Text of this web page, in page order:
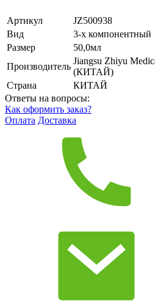
Артикул
JZ500938
Вид
3-х компонентный
Размер
50,0мл
Производитель
Jiangsu Zhiyu
(КИТАЙ)
Страна
КИТАЙ
Ответы на вопросы:
Как оформить заказ?
Оплата Доставка